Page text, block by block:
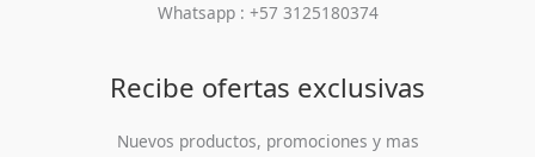
Whatsapp : +57 3125180374
Recibe ofertas exclusivas
Nuevos productos, promociones y mas